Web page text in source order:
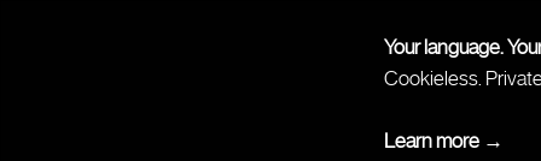
Your language.
Cookieless.
Learn more →